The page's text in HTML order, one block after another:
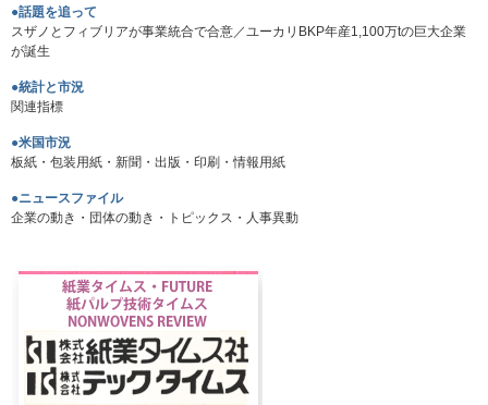
●話題を追って
スザノとフィブリアが事業統合で合意／ユーカリBKP年産1,100万tの巨大企業
が誕生
●統計と市況
関連指標
●米国市況
板紙・包装用紙・新聞・出版・印刷・情報用紙
●ニュースファイル
企業の動き・団体の動き・トピックス・人事異動